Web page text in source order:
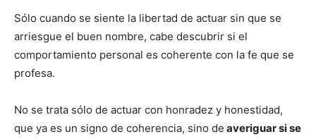
Sólo cuando se siente la libertad de actuar sin que se
arriesgue el buen nombre, cabe descubrir si el
comportamiento personal es coherente con la fe que se
profesa.
No se trata sólo de actuar con honradez y honestidad,
que ya es un signo de coherencia, sino de averiguar si se